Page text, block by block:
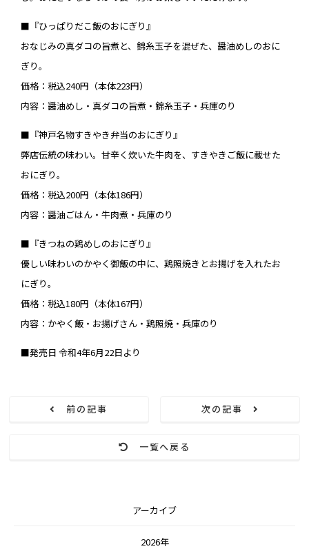
■『ひっぱりだこ飯のおにぎり』
おなじみの真ダコの旨煮と、錦糸玉子を混ぜた、醤油めしのおに
ぎり。
価格：税込240円（本体223円）
内容：醤油めし・真ダコの旨煮・錦糸玉子・兵庫のり
■『神戸名物すきやき弁当のおにぎり』
弊店伝統の味わい。甘辛く炊いた牛肉を、すきやきご飯に載せた
おにぎり。
価格：税込200円（本体186円）
内容：醤油ごはん・牛肉煮・兵庫のり
■『きつねの鶏めしのおにぎり』
優しい味わいのかやく御飯の中に、鶏照焼きとお揚げを入れたお
にぎり。
価格：税込180円（本体167円）
内容：かやく飯・お揚げさん・鶏照焼・兵庫のり
■発売日 令和4年6月22日より
前の記事
一覧へ戻る
次の記事
アーカイブ
2026年